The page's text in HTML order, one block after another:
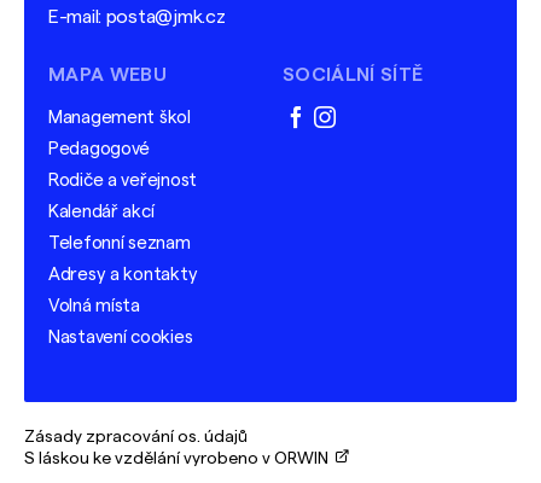
E-mail: posta@jmk.cz
MAPA WEBU
Management škol
Pedagogové
Rodiče a veřejnost
Kalendář akcí
Telefonní seznam
Adresy a kontakty
Volná místa
Nastavení cookies
SOCIÁLNÍ SÍTĚ
facebook
instagram
Zásady zpracování os. údajů
S láskou ke vzdělání vyrobeno v ORWIN